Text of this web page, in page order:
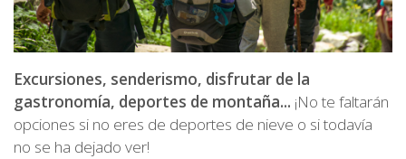
Excursiones, senderismo, disfrutar de la
gastronomía, deportes de montaña... ¡No te faltarán
opciones si no eres de deportes de nieve o si todavía
no se ha dejado ver!